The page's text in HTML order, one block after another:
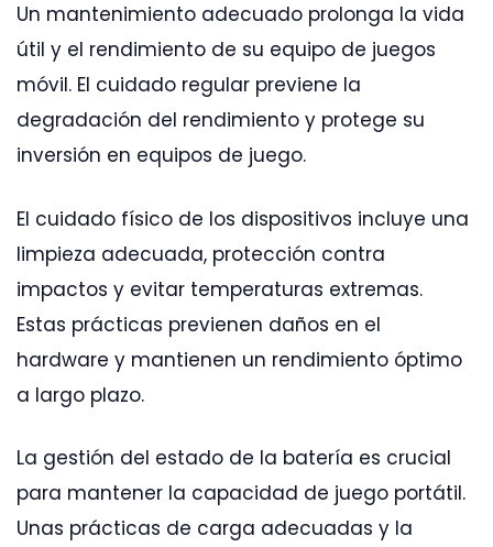
Un mantenimiento adecuado prolonga la vida
útil y el rendimiento de su equipo de juegos
móvil. El cuidado regular previene la
degradación del rendimiento y protege su
inversión en equipos de juego.
El cuidado físico de los dispositivos incluye una
limpieza adecuada, protección contra
impactos y evitar temperaturas extremas.
Estas prácticas previenen daños en el
hardware y mantienen un rendimiento óptimo
a largo plazo.
La gestión del estado de la batería es crucial
para mantener la capacidad de juego portátil.
Unas prácticas de carga adecuadas y la